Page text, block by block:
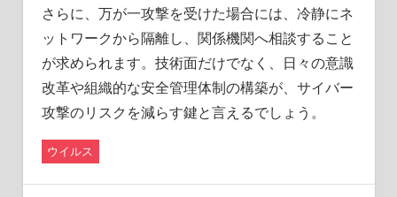
さらに、万が一攻撃を受けた場合には、冷静にネ
ットワークから隔離し、関係機関へ相談すること
が求められます。技術面だけでなく、日々の意識
改革や組織的な安全管理体制の構築が、サイバー
攻撃のリスクを減らす鍵と言えるでしょう。
ウイルス